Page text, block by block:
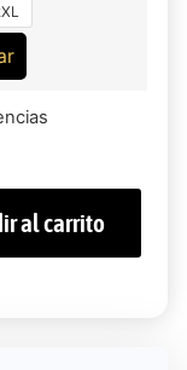
al carrito